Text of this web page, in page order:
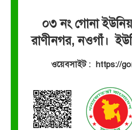
০৩ নং গোনা
রাণীনগর, নওগাঁ।
ওয়েবসাইট : https://